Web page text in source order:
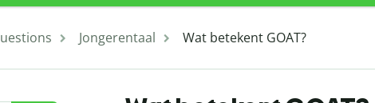
Jongerentaal Wat betekent GOAT?